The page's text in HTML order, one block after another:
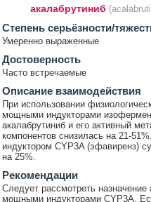
акалабрутиниб
Cтепень серьёзности/
Умеренно выраженные
Достоверность
Часто встречаемые
Описание взаимодействия
При использовании
мощными индукторами
акалабрутиниб и его активный
компонентов снизилась на 21-
индуктором CYP3A (эфавиренз)
на 25%.
Рекомендации
Следует рассмотреть
мощными индукторами CYP3A.